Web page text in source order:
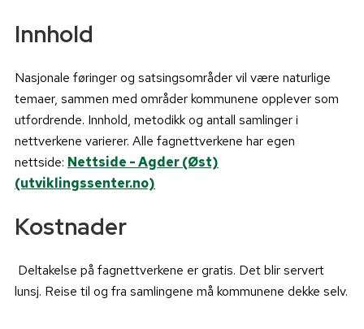
Innhold
Nasjonale føringer og satsingsområder vil være naturlige
temaer, sammen med områder kommunene opplever som
utfordrende. Innhold, metodikk og antall samlinger i
nettverkene varierer. Alle fagnettverkene har egen
nettside: Nettside - Agder (Øst)
(utviklingssenter.no)
Kostnader
Deltakelse på fagnettverkene er gratis. Det blir servert
lunsj. Reise til og fra samlingene må kommunene dekke selv.